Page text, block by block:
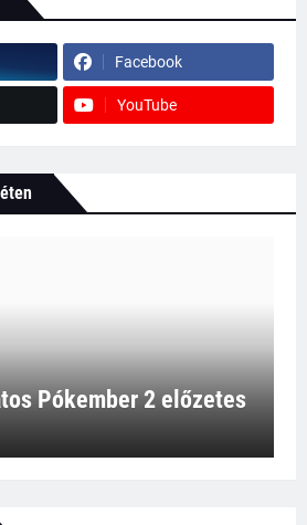
Facebook
YouTube
Pókember 2 előzetes